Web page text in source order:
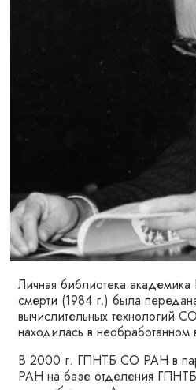
Личная библиотека
смерти (1984 г.) была
вычислительных технологий
находилась в
В 2000 г. ГПНТБ СО РАН в
РАН на базе отделения